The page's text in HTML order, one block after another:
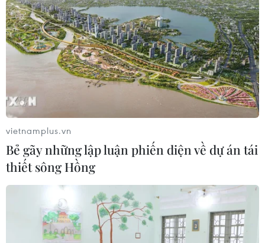
vietnamplus.vn
Bẻ gãy những lập luận phiến diện về dự án tái
thiết sông Hồng